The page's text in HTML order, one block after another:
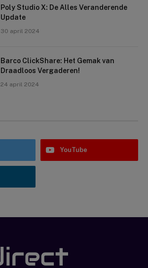
Poly Studio X: De Alles Veranderende
Update
30 april 2024
Barco ClickShare: Het Gemak van
Draadloos Vergaderen!
24 april 2024
YouTube